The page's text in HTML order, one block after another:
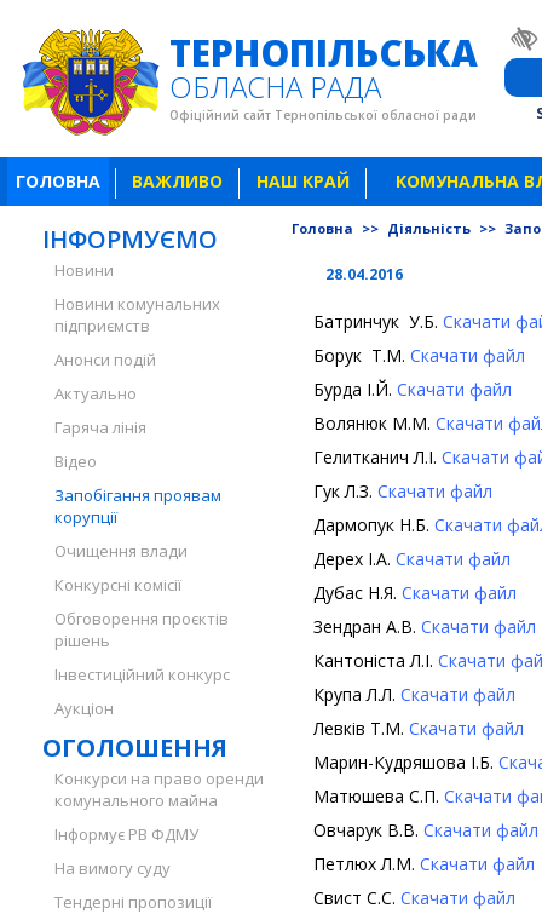
ТЕРНОПІЛЬСЬКА
ОБЛАСНА РАДА
Офіційний сайт Тернопільської обласної ради
ГОЛОВНА ВАЖЛИВО НАШ КРАЙ КОМУНАЛЬНА
ІНФОРМУЄМО
Новини
Новини комунальних
підприємств
Анонси подій
Актуально
Гаряча лінія
Відео
Запобігання проявам
корупції
Очищення влади
Конкурсні комісії
Обговорення проєктів
рішень
Інвестиційний конкурс
Аукціон
ОГОЛОШЕННЯ
Конкурси на право оренди
комунального майна
Інформує РВ ФДМУ
На вимогу суду
Тендерні пропозиції
Головна >> Діяльність >>
28.04.2016
Батринчук У.Б. Скачати
Борук Т.М. Скачати файл
Бурда І.Й. Скачати файл
Волянюк М.М. Скачати
Гелитканич Л.І. Скачати
Гук Л.З. Скачати файл
Дармопук Н.Б. Скачати
Дерех І.А. Скачати файл
Дубас Н.Я. Скачати файл
Зендран А.В. Скачати файл
Кантоніста Л.І. Скачати
Крупа Л.Л. Скачати файл
Левків Т.М. Скачати файл
Марин-Кудряшова І.Б.
Матюшева С.П. Скачати
Овчарук В.В. Скачати файл
Петлюх Л.М. Скачати файл
Свист С.С. Скачати файл